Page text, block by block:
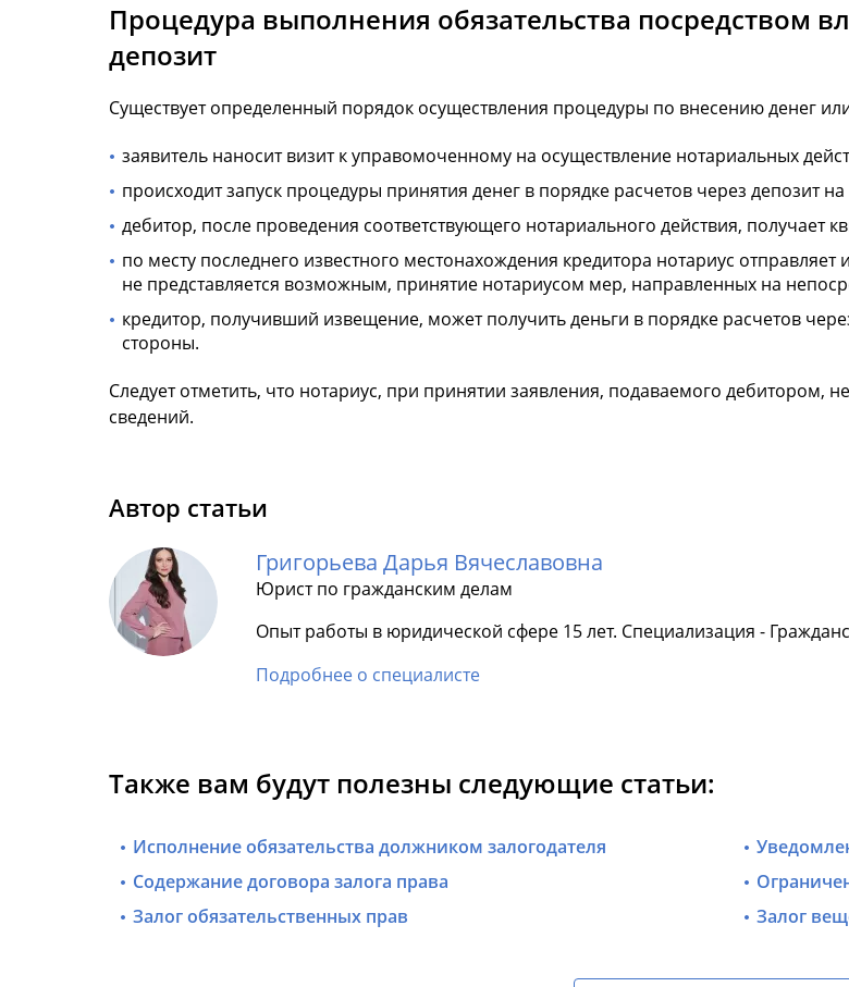
Процедура выполнения обязательства посредством
депозит
Существует определенный порядок осуществления процедуры по внесению денег
заявитель наносит визит к управомоченному на осуществление нотариальных
происходит запуск процедуры принятия денег в порядке расчетов через депозит
дебитор, после проведения соответствующего нотариального действия, получает
по месту последнего известного местонахождения кредитора нотариус
не представляется возможным, принятие нотариусом мер, направленных на
кредитор, получивший извещение, может получить деньги в порядке расчетов
стороны.
Следует отметить, что нотариус, при принятии заявления, подаваемого дебитором,
сведений.
Автор статьи
Григорьева Дарья Вячеславовна
Юрист по гражданским делам
Опыт работы в юридической сфере 15 лет. Специализация -
Подробнее о специалисте
Также вам будут полезны следующие статьи:
Исполнение обязательства должником залогодателя
Содержание договора залога права
Залог обязательственных прав
Залог